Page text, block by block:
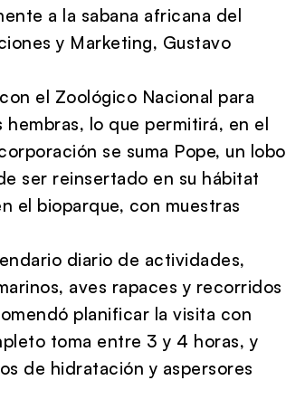
a la sabana africana del
y Marketing, Gustavo
el Zoológico Nacional para
lo que permitirá, en el
se suma Pope, un lobo
ser reinsertado en su hábitat
el bioparque, con muestras
diario de actividades,
aves rapaces y recorridos
planificar la visita con
toma entre 3 y 4 horas, y
de hidratación y aspersores